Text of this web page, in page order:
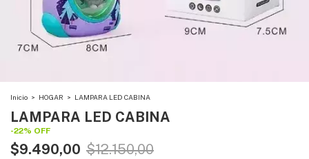
Inicio > HOGAR > LAMPARA LED CABINA
LAMPARA LED CABINA
-22% OFF
$9.490,00 $12.150,00